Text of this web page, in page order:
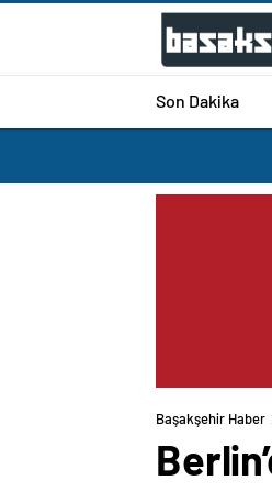
Son Dakika
Başakşehir Haber